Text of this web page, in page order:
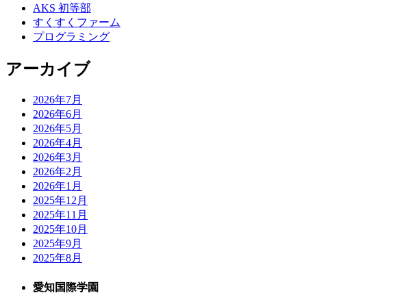
AKS 初等部
すくすくファーム
プログラミング
アーカイブ
2026年7月
2026年6月
2026年5月
2026年4月
2026年3月
2026年2月
2026年1月
2025年12月
2025年11月
2025年10月
2025年9月
2025年8月
愛知国際学園